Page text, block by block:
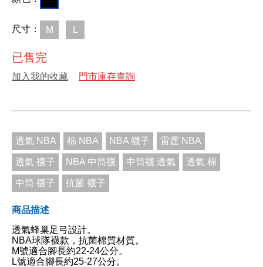
尺寸： M
已售完
加入我的收藏 門市庫存查詢
透氣 NBA 棉 NBA NBA 襪子 雷霆 NBA
透氣 襪子 NBA 中筒襪 中筒襪 透氣 透氣 棉
中筒 襪子 抗菌 襪子
商品描述
透氣蜂巢足弓設計。
NBA球隊襪款，抗菌棉質材質。
M號適合腳長約22-24公分。
L號適合腳長約25-27公分。